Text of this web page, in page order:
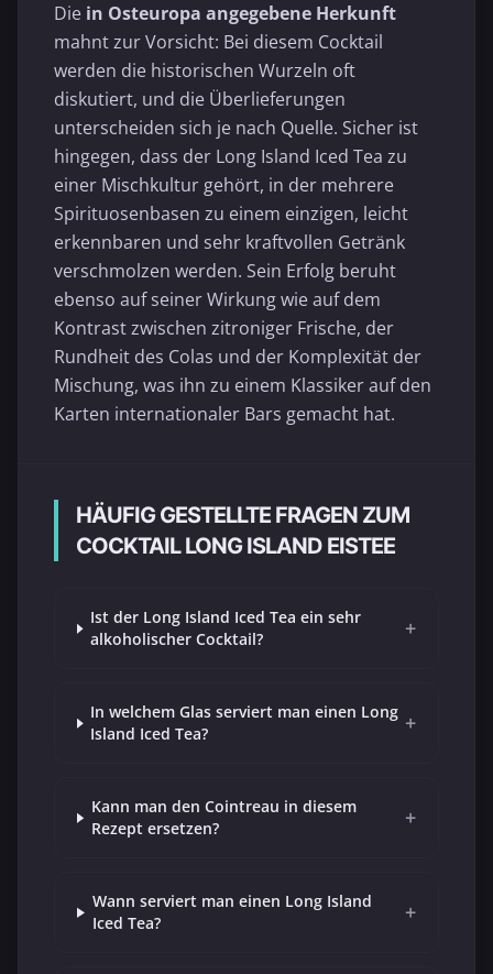
Die in Osteuropa angegebene Herkunft
mahnt zur Vorsicht: Bei diesem Cocktail
werden die historischen Wurzeln oft
diskutiert, und die Überlieferungen
unterscheiden sich je nach Quelle. Sicher ist
hingegen, dass der Long Island Iced Tea zu
einer Mischkultur gehört, in der mehrere
Spirituosenbasen zu einem einzigen, leicht
erkennbaren und sehr kraftvollen Getränk
verschmolzen werden. Sein Erfolg beruht
ebenso auf seiner Wirkung wie auf dem
Kontrast zwischen zitroniger Frische, der
Rundheit des Colas und der Komplexität der
Mischung, was ihn zu einem Klassiker auf den
Karten internationaler Bars gemacht hat.
HÄUFIG GESTELLTE FRAGEN ZUM
COCKTAIL LONG ISLAND EISTEE
Ist der Long Island Iced Tea ein sehr
alkoholischer Cocktail?
+
In welchem Glas serviert man einen Long
Island Iced Tea?
+
Kann man den Cointreau in diesem
Rezept ersetzen?
+
Wann serviert man einen Long Island
Iced Tea?
+